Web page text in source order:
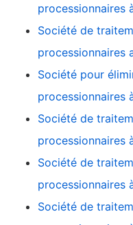
processionnaires
Société de
processionnaires
Société pour
processionnaires
Société de
processionnaires
Société de
processionnaires
Société de